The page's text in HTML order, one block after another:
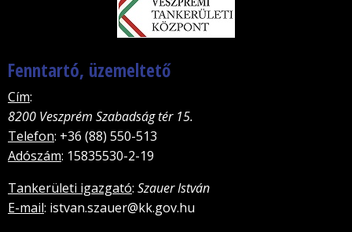
Fenntartó, üzemeltető
Cím:
8200 Veszprém Szabadság tér 15.
Telefon: +36 (88) 550-513
Adószám: 15835530-2-19
Tankerületi igazgató: Szauer István
E-mail: istvan.szauer@kk.gov.hu